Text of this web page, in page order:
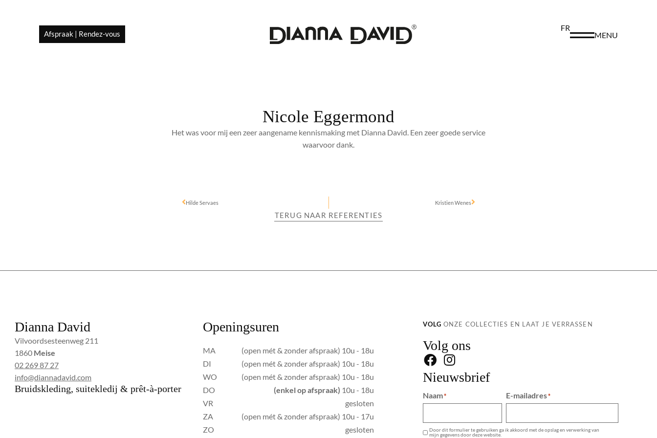
Afspraak | Rendez-vous
FR
MENU
Nicole Eggermond
Het was voor mij een zeer aangename kennismaking met Dianna David. Een zeer goede service
waarvoor dank.
Hilde Servaes Kristien Wenes
TERUG NAAR REFERENTIES
Dianna David
Vilvoordsesteenweg 211
1860 Meise
02 269 87 27
info@diannadavid.com
Bruidskleding, suitekledij & prêt-à-porter
Openingsuren
MA
(open mét & zonder afspraak) 10u - 18u
DI
(open mét & zonder afspraak) 10u - 18u
WO
(open mét & zonder afspraak) 10u - 18u
DO
(enkel op afspraak) 10u - 18u
VR
gesloten
ZA
(open mét & zonder afspraak) 10u - 17u
ZO
gesloten
VOLG ONZE COLLECTIES EN LAAT JE VERRASSEN
Volg ons
Nieuwsbrief
Naam* E-mailadres*
Door dit formulier te gebruiken ga ik akkoord met de opslag en verwerking van
mijn gegevens door deze website.